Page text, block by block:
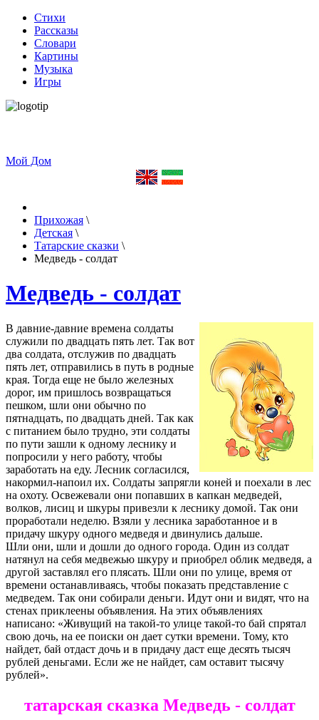
Стихи
Рассказы
Словари
Картины
Музыка
Игры
Мой Дом
Прихожая \
Детская \
Татарские сказки \
Медведь - солдат
Медведь - солдат
В давние-давние времена солдаты
служили по двадцать пять лет. Так вот
два солдата, отслужив по двадцать
пять лет, отправились в путь в родные
края. Тогда еще не было железных
дорог, им пришлось возвращаться
пешком, шли они обычно по
пятнадцать, по двадцать дней. Так как
с питанием было трудно, эти солдаты
по пути зашли к одному леснику и
попросили у него работу, чтобы
заработать на еду. Лесник согласился,
накормил-напоил их. Солдаты запрягли коней и поехали в лес
на охоту. Освежевали они попавших в капкан медведей,
волков, лисиц и шкуры привезли к леснику домой. Так они
проработали неделю. Взяли у лесника заработанное и в
придачу шкуру одного медведя и двинулись дальше.
Шли они, шли и дошли до одного города. Один из солдат
натянул на себя медвежью шкуру и приобрел облик медведя, а
другой заставлял его плясать. Шли они по улице, время от
времени останавливаясь, чтобы показать представление с
медведем. Так они собирали деньги. Идут они и видят, что на
стенах приклеены объявления. На этих объявлениях
написано: «Живущий на такой-то улице такой-то бай спрятал
свою дочь, на ее поиски он дает сутки времени. Тому, кто
найдет, бай отдаст дочь и в придачу даст еще десять тысяч
рублей деньгами. Если же не найдет, сам оставит тысячу
рублей».
татарская сказка Медведь - солдат